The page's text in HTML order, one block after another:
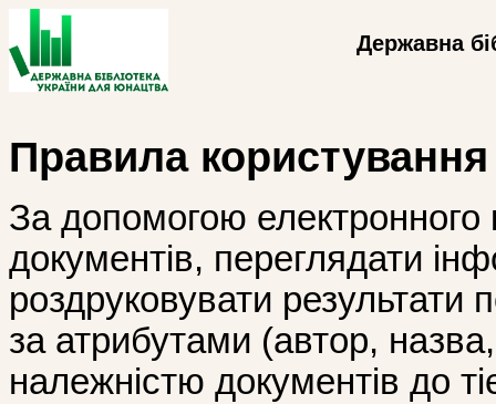
Державна
Правила
За допомогою
документів, переглядати
роздруковувати
за атрибутами (автор, назва,
належністю документів до